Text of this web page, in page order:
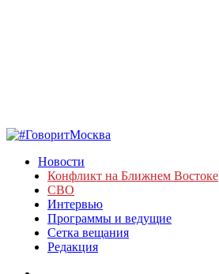
Новости
Конфликт на Ближнем Востоке
СВО
Интервью
Программы и ведущие
Сетка вещания
Редакция